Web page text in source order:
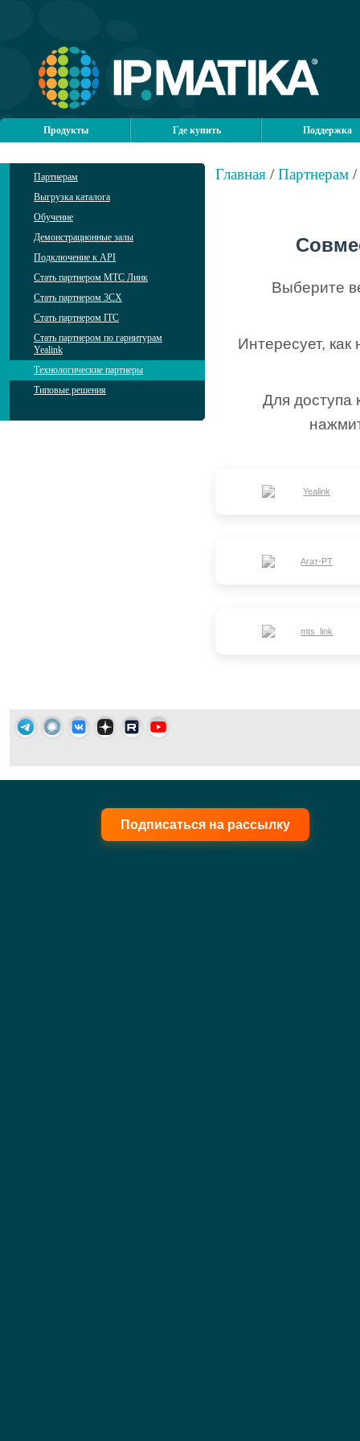
Продукты Где купить Поддержка
Партнерам
Выгрузка каталога
Обучение
Демонстрационные залы
Подключение к API
Стать партнером МТС Линк
Стать партнером 3CX
Стать партнером ITC
Стать партнером по гарнитурам
Yealink
Технологические партнеры
Типовые решения
Главная /Партнерам /
Выберите
Интересует,
Для доступа
Подписаться на рассылку